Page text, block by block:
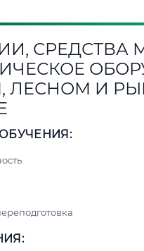
СРЕДСТВА
ЛЕСНОМ И